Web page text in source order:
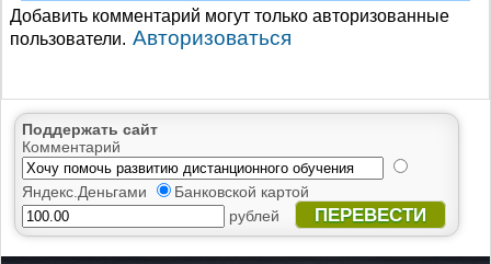
Добавить комментарий могут только авторизованные
пользователи. Авторизоваться
Поддержать сайт
Комментарий
Яндекс.Деньгами
Банковской картой
рублей
ПЕРЕВЕСТИ